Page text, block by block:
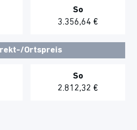
So
3.356,64 €
Ortspreis
So
2.812,32 €